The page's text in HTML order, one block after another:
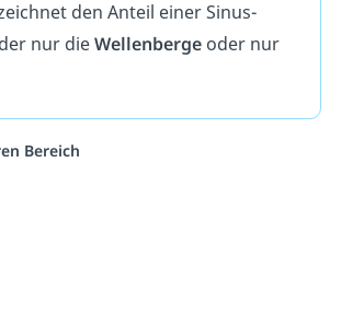
den Anteil einer Sinus-
nur dieWellenberge oder nur
Bereich